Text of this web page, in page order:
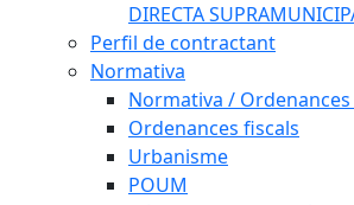
DIRECTA
Perfil de contractant
Normativa
Normativa /
Ordenances fiscals
Urbanisme
POUM